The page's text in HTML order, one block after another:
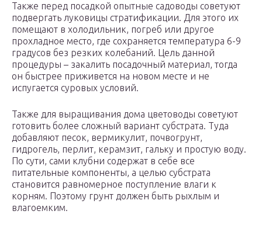
Также перед посадкой опытные садоводы советуют
подвергать луковицы стратификации. Для этого их
помещают в холодильник, погреб или другое
прохладное место, где сохраняется температура 6-9
градусов без резких колебаний. Цель данной
процедуры – закалить посадочный материал, тогда
он быстрее приживется на новом месте и не
испугается суровых условий.
Также для выращивания дома цветоводы советуют
готовить более сложный вариант субстрата. Туда
добавляют песок, вермикулит, почвогрунт,
гидрогель, перлит, керамзит, гальку и простую воду.
По сути, сами клубни содержат в себе все
питательные компоненты, а целью субстрата
становится равномерное поступление влаги к
корням. Поэтому грунт должен быть рыхлым и
влагоемким.